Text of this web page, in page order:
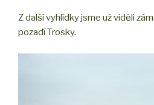
Z další vyhlídky jsme už viděli
pozadí Trosky.